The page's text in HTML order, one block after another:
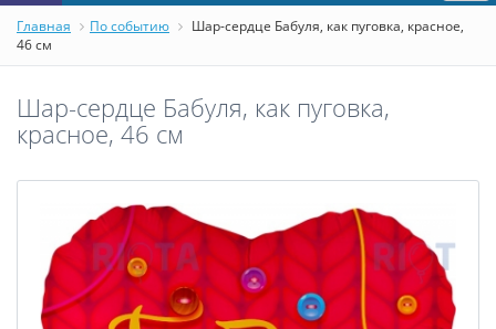
Главная По событию
Шар-сердце Бабуля, как пуговка, красное,
46 см
Шар-сердце Бабуля, как пуговка,
красное, 46 см